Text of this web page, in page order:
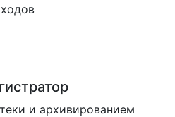
и архивированием